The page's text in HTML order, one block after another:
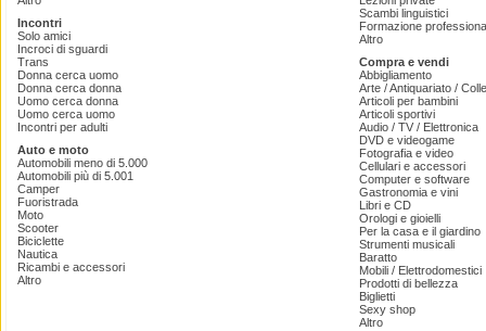
Incontri
Solo amici
Incroci di sguardi
Trans
Donna cerca uomo
Donna cerca donna
Uomo cerca donna
Uomo cerca uomo
Incontri per adulti
Auto e moto
Automobili meno di 5.000
Automobili più di 5.001
Camper
Fuoristrada
Moto
Scooter
Biciclette
Nautica
Ricambi e accessori
Altro
Scambi linguistici
Formazione
Altro
Compra e vendi
Abbigliamento
Arte / Antiquariato /
Articoli per bambini
Articoli sportivi
Audio / TV / Elettronica
DVD e videogame
Fotografia e video
Cellulari e accessori
Computer e software
Gastronomia e vini
Libri e CD
Orologi e gioielli
Per la casa e il giardino
Strumenti musicali
Baratto
Mobili / Elettrodomestici
Prodotti di bellezza
Biglietti
Sexy shop
Altro